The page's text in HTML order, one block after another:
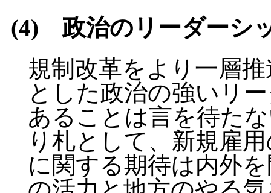
(4) 政治のリーダーシ
規制改革をより一層
とした政治の強いリ
あることは言を待た
り札として、新規雇
に関する期待は内外